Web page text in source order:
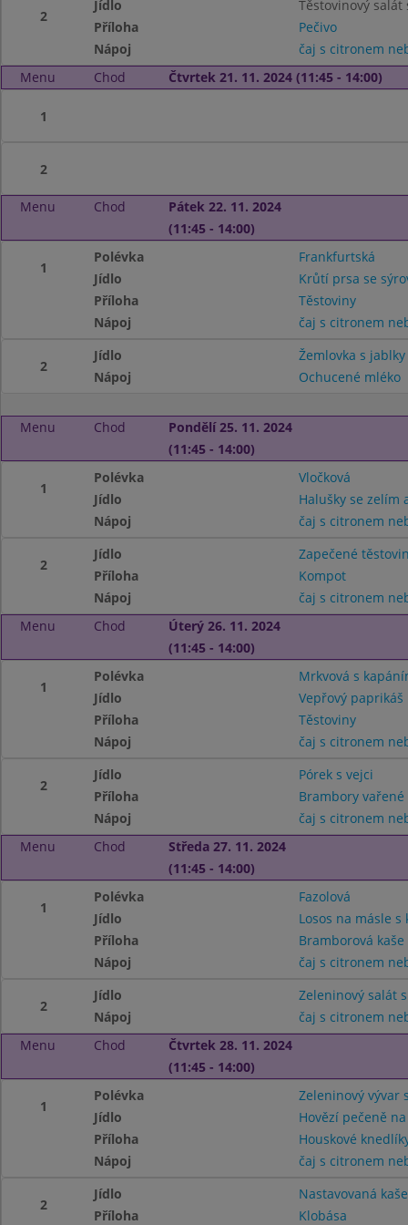
2
Jídlo
Těstovinový salát
Příloha
Pečivo
Nápoj
čaj s citronem
Menu
Chod Čtvrtek 21. 11. 2024 (11:45 - 14:00)
1
2
Menu Chod
Pátek 22. 11. 2024
(11:45 - 14:00)
1
Polévka
Frankfurtská
Jídlo
Krůtí prsa se
Příloha
Těstoviny
Nápoj
čaj s citronem
2
Jídlo
Žemlovka s
Nápoj
Ochucené mléko
Menu Chod
Pondělí 25. 11. 2024
(11:45 - 14:00)
1
Polévka
Vločková
Jídlo
Halušky se zelím
Nápoj
čaj s citronem
2
Jídlo
Zapečené
Příloha
Kompot
Nápoj
čaj s citronem
Menu
Chod
Úterý 26. 11. 2024
(11:45 - 14:00)
1
Polévka
Mrkvová s
Jídlo
Vepřový paprikáš
Příloha
Těstoviny
Nápoj
čaj s citronem
2
Jídlo
Pórek s vejci
Příloha
Brambory vařené
Nápoj
čaj s citronem
Menu
Chod
Středa 27. 11. 2024
(11:45 - 14:00)
1
Polévka
Fazolová
Jídlo
Losos na másle
Příloha
Bramborová kaše
Nápoj
čaj s citronem
2
Jídlo
Zeleninový salát
Nápoj
čaj s citronem
Menu
Chod
Čtvrtek 28. 11. 2024
(11:45 - 14:00)
1
Polévka
Zeleninový vývar
Jídlo
Hovězí pečeně
Příloha
Houskové
Nápoj
čaj s citronem
2
Jídlo
Nastavovaná
Příloha
Klobása